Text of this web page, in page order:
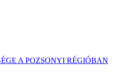
A POZSONYI RÉGIÓBAN